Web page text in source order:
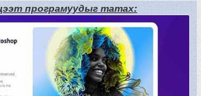
програмуудыг татах: